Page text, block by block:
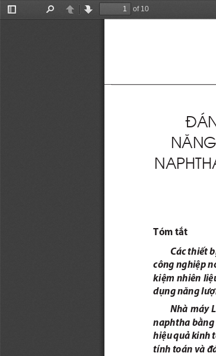
Toggle
PreviousNext
of 10
Đ
NĂ NG
Tóm tắt
Các thiết
công nghiệp
kiệm nhiên
dụng năng
Nhà  máy
naphtha bằng
hiệu quả kinh
tính toán và